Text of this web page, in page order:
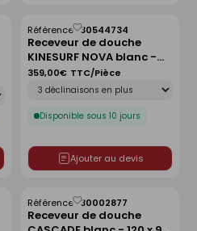
Receveur de douche
KINESURF NOVA blanc -
120x90 cm
Référence :30544734
Disponible sous 10 jours
359,00€ TTC/Pièce
Ajouter au devis
Enregistrer
comme
liste
Receveur de douche
Référence :30002877
Enregistrer
comme